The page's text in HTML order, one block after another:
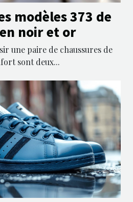
modèles 373 de
noir et or
une paire de chaussures de
sont deux...